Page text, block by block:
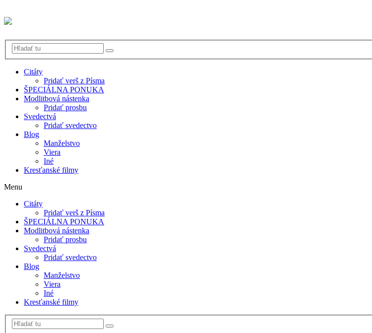
Citáty
Pridať verš z Písma
ŠPECIÁLNA PONUKA
Modlitbová nástenka
Pridať prosbu
Svedectvá
Pridať svedectvo
Blog
Manželstvo
Viera
Iné
Kresťanské filmy
Menu
Citáty
Pridať verš z Písma
ŠPECIÁLNA PONUKA
Modlitbová nástenka
Pridať prosbu
Svedectvá
Pridať svedectvo
Blog
Manželstvo
Viera
Iné
Kresťanské filmy